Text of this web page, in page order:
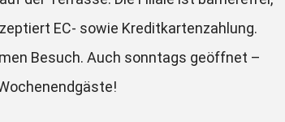
EC- sowie Kreditkartenzahlung.
Besuch. Auch sonntags geöffnet –